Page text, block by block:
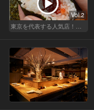
Vol.2
東京を代表する人気店！ほかほか絶品おにぎり